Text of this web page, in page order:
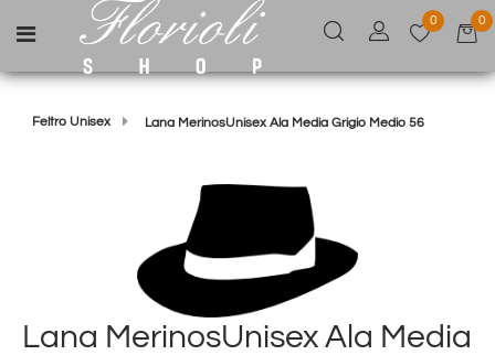
Open menu
0 0
Feltro Unisex Lana MerinosUnisex Ala Media Grigio Medio 56
Lana MerinosUnisex Ala Media